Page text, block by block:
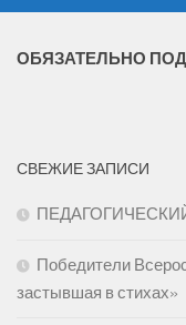
ОБЯЗАТЕЛЬНО
СВЕЖИЕ ЗАПИСИ
Победители
застывшая в стихах»